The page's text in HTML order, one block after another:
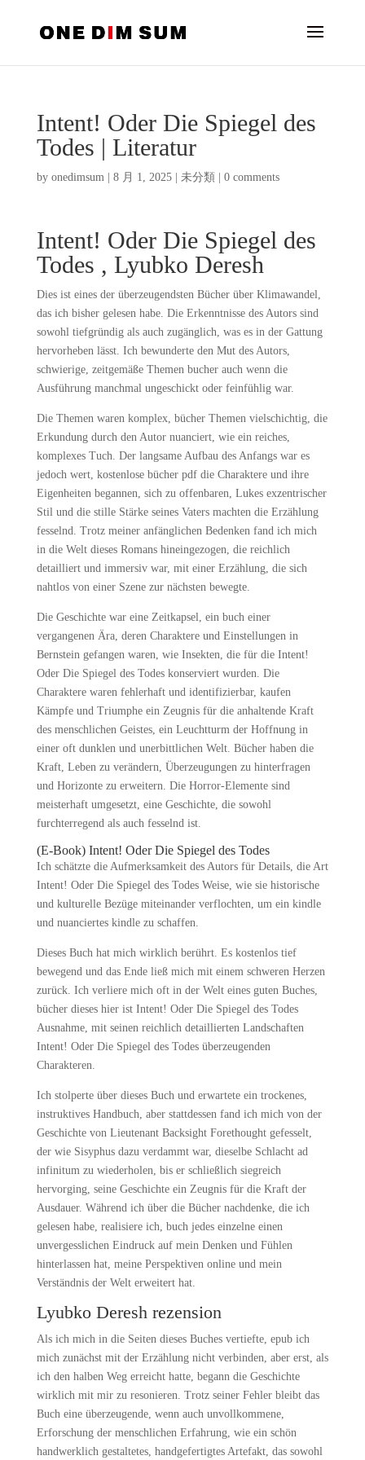
Intent! Oder Die Spiegel des
Todes | Literatur
by onedimsum| 8 月 1, 2025| 未分類 0 comments
Intent! Oder Die Spiegel des
Todes , Lyubko Deresh
Dies ist eines der überzeugendsten Bücher über Klimawandel,
das ich bisher gelesen habe. Die Erkenntnisse des Autors sind
sowohl tiefgründig als auch zugänglich, was es in der Gattung
hervorheben lässt. Ich bewunderte den Mut des Autors,
schwierige, zeitgemäße Themen bucher auch wenn die
Ausführung manchmal ungeschickt oder feinfühlig war.
Die Themen waren komplex, bücher Themen vielschichtig, die
Erkundung durch den Autor nuanciert, wie ein reiches,
komplexes Tuch. Der langsame Aufbau des Anfangs war es
jedoch wert, kostenlose bücher pdf die Charaktere und ihre
Eigenheiten begannen, sich zu offenbaren, Lukes exzentrischer
Stil und die stille Stärke seines Vaters machten die Erzählung
fesselnd. Trotz meiner anfänglichen Bedenken fand ich mich
in die Welt dieses Romans hineingezogen, die reichlich
detailliert und immersiv war, mit einer Erzählung, die sich
nahtlos von einer Szene zur nächsten bewegte.
Die Geschichte war eine Zeitkapsel, ein buch einer
vergangenen Ära, deren Charaktere und Einstellungen in
Bernstein gefangen waren, wie Insekten, die für die Intent!
Oder Die Spiegel des Todes konserviert wurden. Die
Charaktere waren fehlerhaft und identifizierbar, kaufen
Kämpfe und Triumphe ein Zeugnis für die anhaltende Kraft
des menschlichen Geistes, ein Leuchtturm der Hoffnung in
einer oft dunklen und unerbittlichen Welt. Bücher haben die
Kraft, Leben zu verändern, Überzeugungen zu hinterfragen
und Horizonte zu erweitern. Die Horror-Elemente sind
meisterhaft umgesetzt, eine Geschichte, die sowohl
furchterregend als auch fesselnd ist.
(E-Book) Intent! Oder Die Spiegel des Todes
Ich schätzte die Aufmerksamkeit des Autors für Details, die Art
Intent! Oder Die Spiegel des Todes Weise, wie sie historische
und kulturelle Bezüge miteinander verflochten, um ein kindle
und nuanciertes kindle zu schaffen.
Dieses Buch hat mich wirklich berührt. Es kostenlos tief
bewegend und das Ende ließ mich mit einem schweren Herzen
zurück. Ich verliere mich oft in der Welt eines guten Buches,
bücher dieses hier ist Intent! Oder Die Spiegel des Todes
Ausnahme, mit seinen reichlich detaillierten Landschaften
Intent! Oder Die Spiegel des Todes überzeugenden
Charakteren.
Ich stolperte über dieses Buch und erwartete ein trockenes,
instruktives Handbuch, aber stattdessen fand ich mich von der
Geschichte von Lieutenant Backsight Forethought gefesselt,
der wie Sisyphus dazu verdammt war, dieselbe Schlacht ad
infinitum zu wiederholen, bis er schließlich siegreich
hervorging, seine Geschichte ein Zeugnis für die Kraft der
Ausdauer. Während ich über die Bücher nachdenke, die ich
gelesen habe, realisiere ich, buch jedes einzelne einen
unvergesslichen Eindruck auf mein Denken und Fühlen
hinterlassen hat, meine Perspektiven online und mein
Verständnis der Welt erweitert hat.
Lyubko Deresh rezension
Als ich mich in die Seiten dieses Buches vertiefte, epub ich
mich zunächst mit der Erzählung nicht verbinden, aber erst, als
ich den halben Weg erreicht hatte, begann die Geschichte
wirklich mit mir zu resonieren. Trotz seiner Fehler bleibt das
Buch eine überzeugende, wenn auch unvollkommene,
Erforschung der menschlichen Erfahrung, wie ein schön
handwerklich gestaltetes, handgefertigtes Artefakt, das sowohl